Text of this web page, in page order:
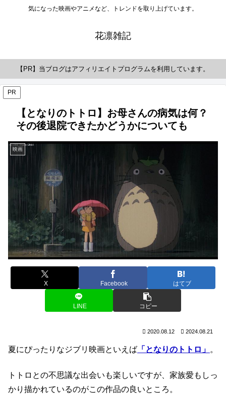
気になった映画やアニメなど、トレンドを取り上げています。
花凛雑記
【PR】当ブログはアフィリエイトプログラムを利用しています。
PR
【となりのトトロ】お母さんの病気は何？
その後退院できたかどうかについても
映画
X Facebook はてブ
LINE コピー
2020.08.12 2024.08.21
夏にぴったりなジブリ映画といえば 「となりのトトロ」 。
トトロとの不思議な出会いも楽しいですが、家族愛もしっ
かり描かれているのがこの作品の良いところ。